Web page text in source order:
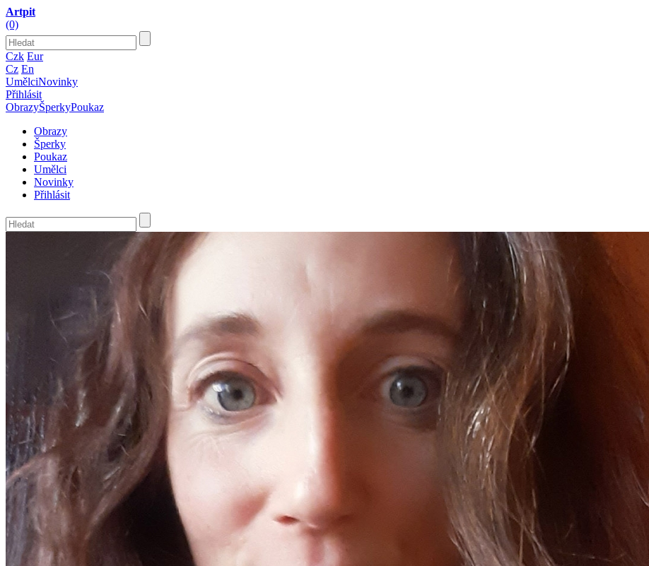
Artpit
(0)
Czk Eur
Cz En
UmělciNovinky
Přihlásit
ObrazyŠperkyPoukaz
Obrazy
Šperky
Poukaz
Umělci
Novinky
Přihlásit